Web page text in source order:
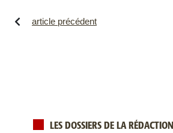
article précédent
LES DOSSIERS DE LA RÉDACTION